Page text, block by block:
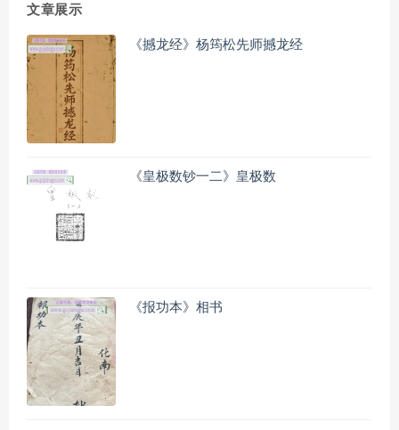
文章展示
《撼龙经》杨筠松先师撼龙经
《皇极数钞一二》皇极数
《报功本》相书